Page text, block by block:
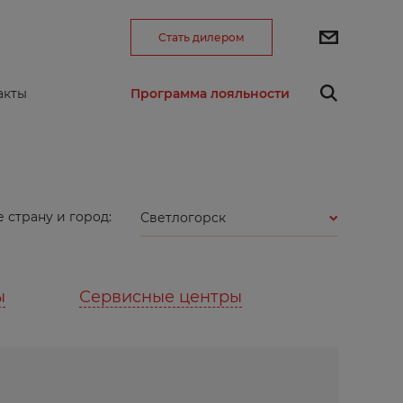
Стать дилером
Программа лояльности
страну и город: Светлогорск
Сервисные центры